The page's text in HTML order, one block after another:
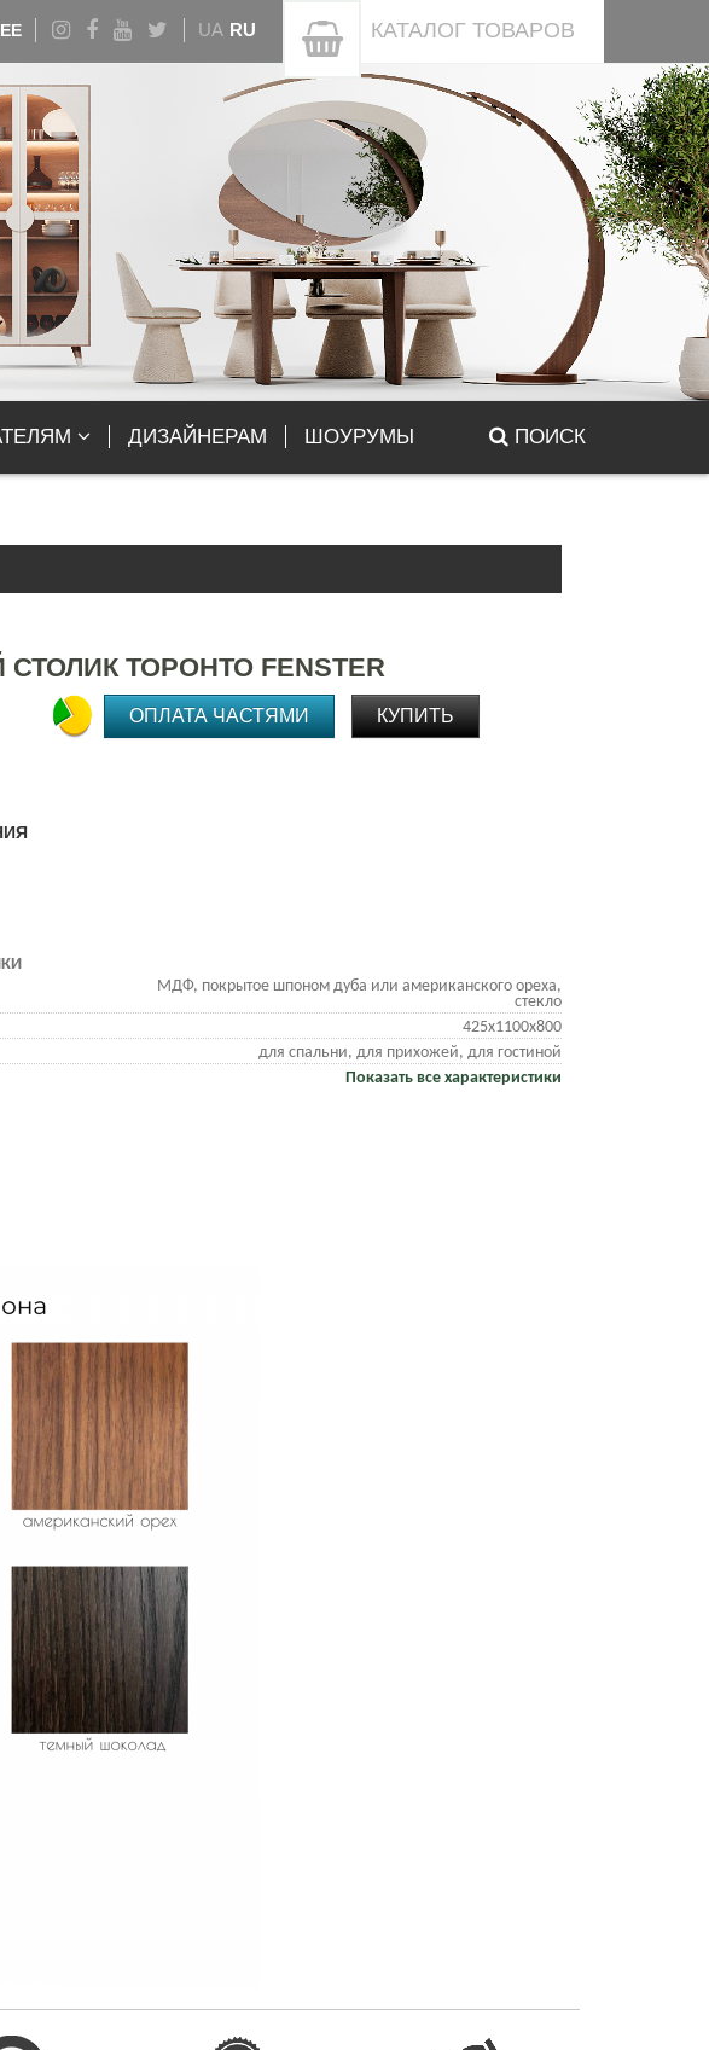
UA RU КАТАЛОГ ТОВАРОВ
ДИЗАЙНЕРАМ ШОУРУМЫ ПОИСК
ТОРОНТО FENSTER
ОПЛАТА ЧАСТЯМИ КУПИТЬ
МДФ, покрытое шпоном дуба или американского ореха,
стекло
425х1100х800
для спальни, для прихожей, для гостиной
Показать все характеристики